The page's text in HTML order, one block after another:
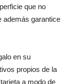
que no
además garantice
en su
propios de la
a modo de